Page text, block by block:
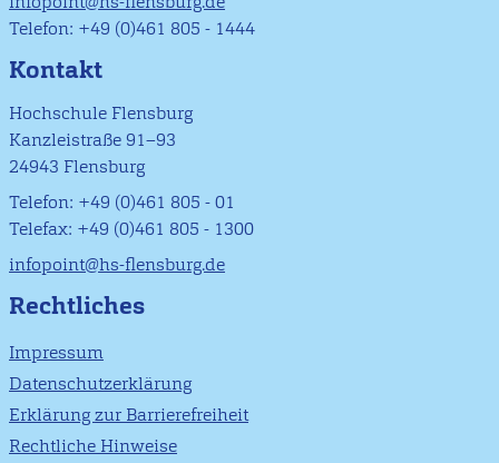
Telefon: +49 (0)461 805 - 1444
Kontakt
Hochschule Flensburg
Kanzleistraße 91–93
24943 Flensburg
Telefon: +49 (0)461 805 - 01
Telefax: +49 (0)461 805 - 1300
infopoint@hs-flensburg.de
Rechtliches
Impressum
Datenschutzerklärung
Erklärung zur Barrierefreiheit
Rechtliche Hinweise